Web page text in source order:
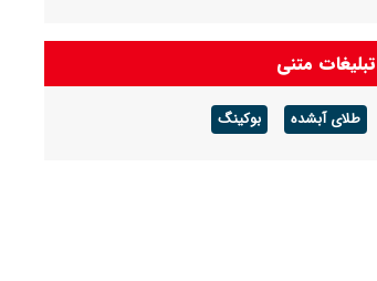
هستند/ از تمام ابزارهای فشار استفاده خواهیم کرد
۱۵ کشته در حملات شبانه روسیه به اوکراین
تبلیغات متنی
طلای آبشده بوکینگ